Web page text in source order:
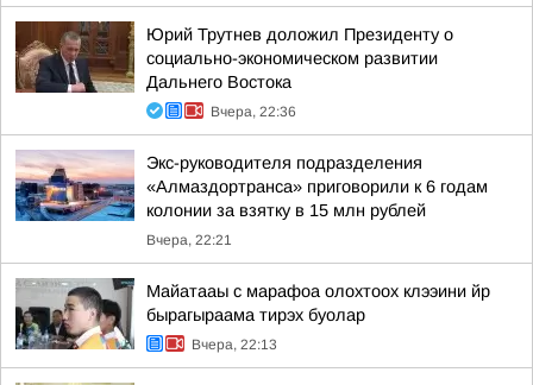
Юрий Трутнев доложил Президенту о
социально-экономическом развитии
Дальнего Востока
Вчера, 22:36
Экс-руководителя подразделения
«Алмаздортранса» приговорили к 6 годам
колонии за взятку в 15 млн рублей
Вчера, 22:21
Майатааы с марафоа олохтоох клээини йр
бырагыраама тирэх буолар
Вчера, 22:13